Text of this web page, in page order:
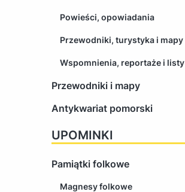
Powieści, opowiadania
Przewodniki, turystyka i mapy
Wspomnienia, reportaże i listy
Przewodniki i mapy
Antykwariat pomorski
UPOMINKI
Pamiątki folkowe
Magnesy folkowe